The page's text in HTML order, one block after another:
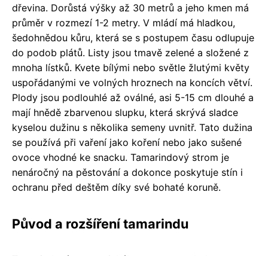
dřevina. Dorůstá výšky až 30 metrů a jeho kmen má
průměr v rozmezí 1-2 metry. V mládí má hladkou,
šedohnědou kůru, která se s postupem času odlupuje
do podob plátů. Listy jsou tmavě zelené a složené z
mnoha lístků. Kvete bílými nebo světle žlutými květy
uspořádanými ve volných hroznech na koncích větví.
Plody jsou podlouhlé až oválné, asi 5-15 cm dlouhé a
mají hnědě zbarvenou slupku, která skrývá sladce
kyselou dužinu s několika semeny uvnitř. Tato dužina
se používá při vaření jako koření nebo jako sušené
ovoce vhodné ke snacku. Tamarindový strom je
nenáročný na pěstování a dokonce poskytuje stín i
ochranu před deštěm díky své bohaté koruně.
Původ a rozšíření tamarindu